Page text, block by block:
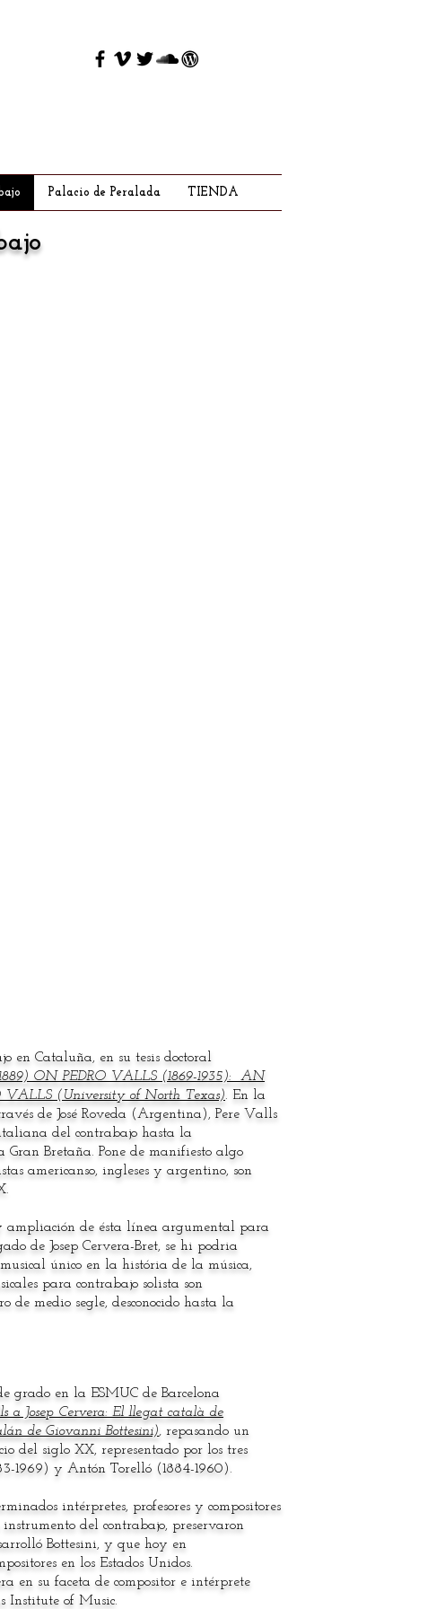
Palacio de Peralada TIENDA
en Cataluña, en su tesis doctoral
ON PEDRO VALLS (1869-1935): AN
VALLS (University of North Texas). En la
de José Roveda (Argentina), Pere Valls
del contrabajo hasta la
Bretaña. Pone de manifiesto algo
americanso, ingleses y argentino, son
ampliación de ésta línea argumental para
de Josep Cervera-Bret, se hi podria
único en la história de la música,
para contrabajo solista son
medio segle, desconocido hasta la
grado en la ESMUC de Barcelona
a Josep Cervera: El llegat català de
de Giovanni Bottesini), repasando un
del siglo XX, representado por los tres
1969) y Antón Torelló (1884-1960).
intérpretes, profesores y compositores
del contrabajo, preservaron
Bottesini, y que hoy en
en los Estados Unidos.
en su faceta de compositor e intérprete
Institute of Music.